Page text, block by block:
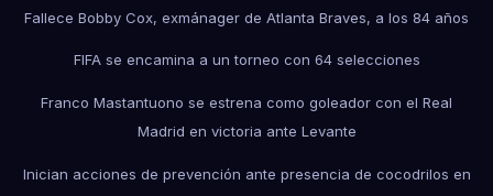
Fallece Bobby Cox, exmánager de Atlanta Braves, a los 84 años
FIFA se encamina a un torneo con 64 selecciones
Franco Mastantuono se estrena como goleador con el Real
Madrid en victoria ante Levante
Inician acciones de prevención ante presencia de cocodrilos en